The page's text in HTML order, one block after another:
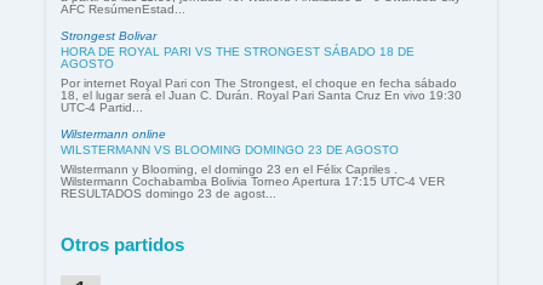
AFC ResúmenEstad...
Strongest Bolivar
HORA DE ROYAL PARI VS THE STRONGEST SÁBADO 18 DE
AGOSTO
Por internet Royal Pari con The Strongest, el choque en fecha sábado
18, el lugar será el Juan C. Durán. Royal Pari Santa Cruz En vivo 19:30
UTC-4 Partid...
Wilstermann online
WILSTERMANN VS BLOOMING DOMINGO 23 DE AGOSTO
Wilstermann y Blooming, el domingo 23 en el Félix Capriles .
Wilstermann Cochabamba Bolivia Torneo Apertura 17:15 UTC-4 VER
RESULTADOS domingo 23 de agost...
Otros partidos